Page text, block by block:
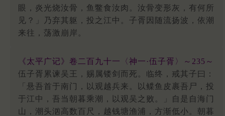
眼，炎光烧汝骨，鱼鳖食汝肉。汝骨变形灰，有何所
见？」乃弃其躯，投之江中。子胥因随流扬波，依潮
来往，荡激崩岸。
《太平广记》卷二百九十一〈神一·伍子胥〉～235～
伍子胥累谏吴王，赐属镂剑而死。临终，戒其子曰：
「悬吾首于南门，以观越兵来。以鲽鱼皮裹吾尸，投
于江中，吾当朝暮乘潮，以观吴之败。」自是自海门
山，潮头汹高数百尺，越钱塘渔浦，方渐低小。朝暮